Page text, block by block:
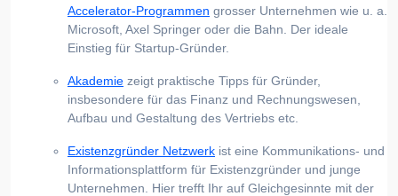
Accelerator-Programmen grosser Unternehmen wie u. a.
Microsoft, Axel Springer oder die Bahn. Der ideale
Einstieg für Startup-Gründer.
Akademie zeigt praktische Tipps für Gründer,
insbesondere für das Finanz und Rechnungswesen,
Aufbau und Gestaltung des Vertriebs etc.
Existenzgründer Netzwerk ist eine Kommunikations- und
Informationsplattform für Existenzgründer und junge
Unternehmen. Hier trefft Ihr auf Gleichgesinnte mit der